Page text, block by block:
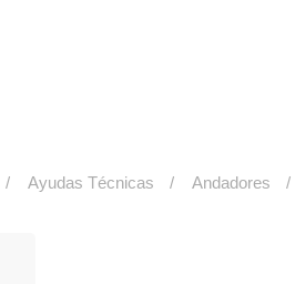
Ayudas Técnicas Andadores